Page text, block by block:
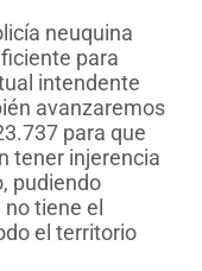
neuquina
para
intendente
avanzaremos
para que
tener injerencia
pudiendo
tiene el
el territorio